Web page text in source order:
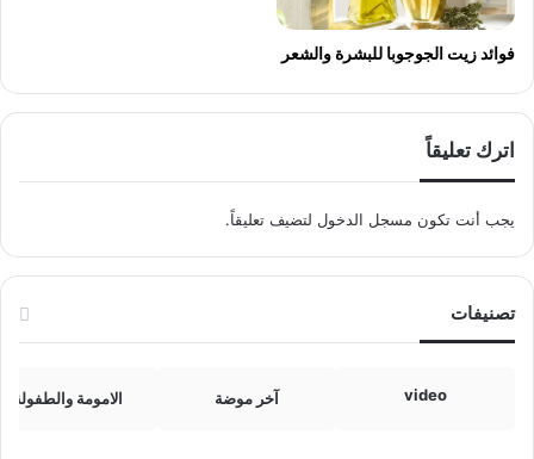
فوائد زيت الجوجوبا للبشرة والشعر
اترك تعليقاً
يجب أنت تكون مسجل الدخول لتضيف تعليقاً.
تصنيفات
video آخر موضة الامومة والطفولة